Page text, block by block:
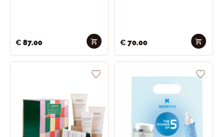
€87.00 €70.00